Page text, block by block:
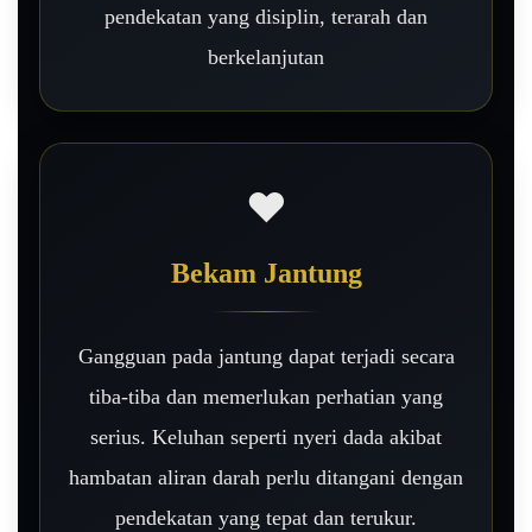
pendekatan yang disiplin, terarah dan
berkelanjutan
❤️
Bekam Jantung
Gangguan pada jantung dapat terjadi secara
tiba-tiba dan memerlukan perhatian yang
serius. Keluhan seperti nyeri dada akibat
hambatan aliran darah perlu ditangani dengan
pendekatan yang tepat dan terukur.